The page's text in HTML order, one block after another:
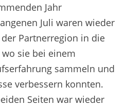
Jahr
Juli waren wieder
Partnerregion in die
sie bei einem
sammeln und
verbessern konnten.
Seiten war wieder